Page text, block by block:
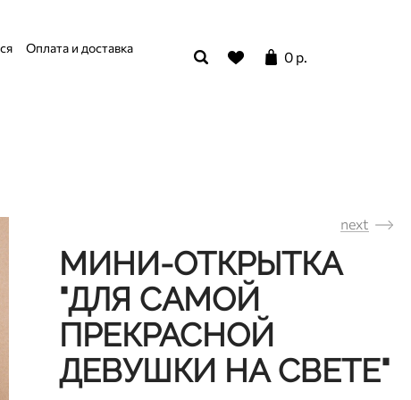
Оплата и доставка
0 р.
next
МИНИ-ОТКРЫТКА
"ДЛЯ САМОЙ
ПРЕКРАСНОЙ
ДЕВУШКИ НА СВЕТЕ"